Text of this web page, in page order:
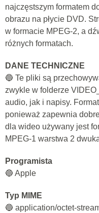
najczęstszym formatem
obrazu na płycie DVD.
w formacie MPEG-2, a
różnych formatach.
DANE TECHNICZNE
🔵 Te pliki są
zwykle w folderze
audio, jak i napisy.
ponieważ zapewnia
dla wideo używany jest
MPEG-1 warstwa 2
Programista
🔵 Apple
Typ MIME
🔵 application/octet-